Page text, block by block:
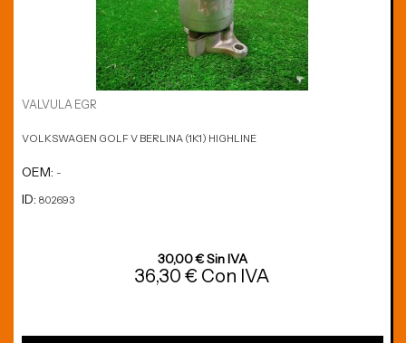
VALVULA EGR
VOLKSWAGEN GOLF V BERLINA (1K1) HIGHLINE
OEM: -
ID: 802693
30,00 € Sin IVA
36,30 € Con IVA